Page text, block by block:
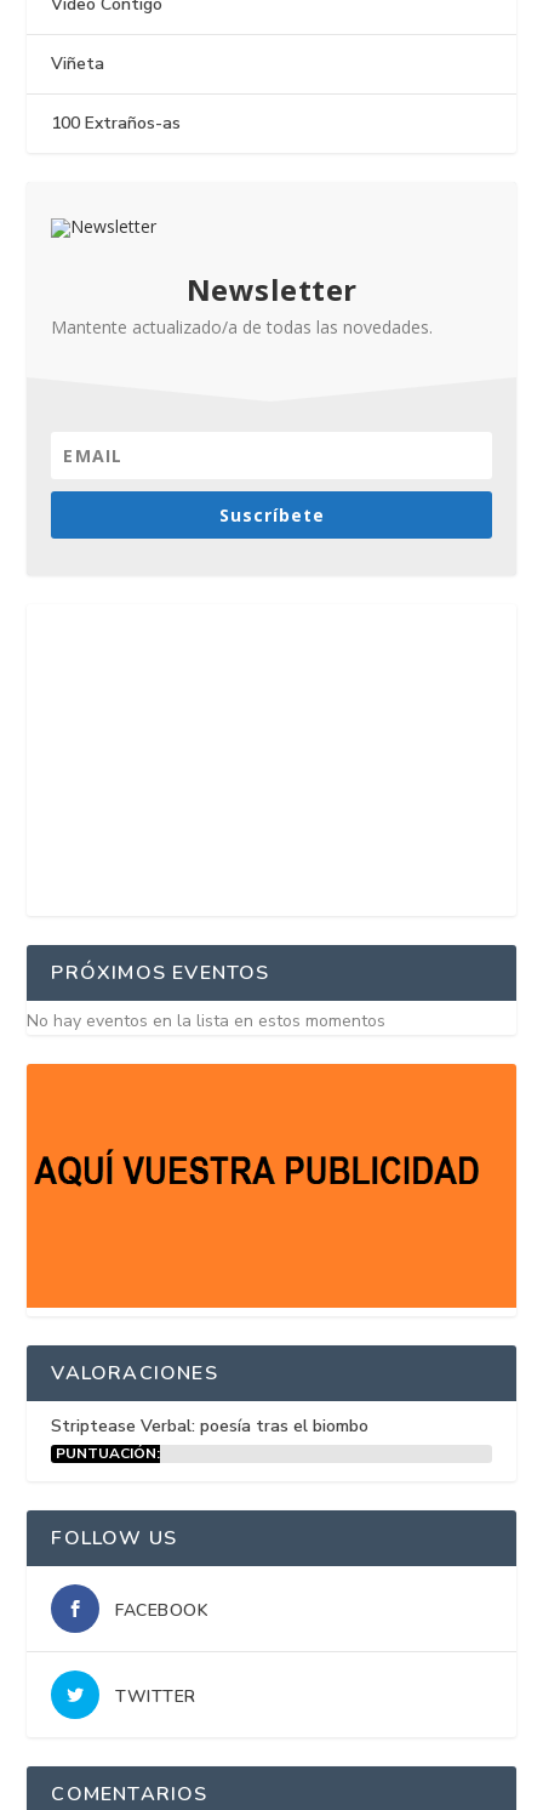
Viñeta
100 Extraños-as
Newsletter
Mantente actualizado/a de todas las novedades.
Suscríbete
PRÓXIMOS EVENTOS
No hay eventos en la lista en estos momentos
VALORACIONES
Striptease Verbal: poesía tras el biombo
PUNTUACIÓN:
FOLLOW US
FACEBOOK
TWITTER
COMENTARIOS